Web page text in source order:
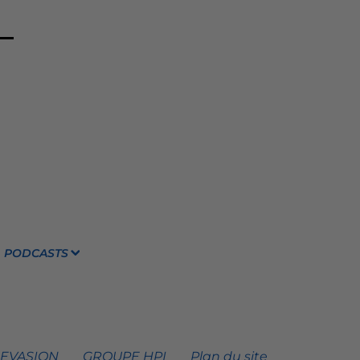
PODCASTS
GROUPE HPI Plan du site